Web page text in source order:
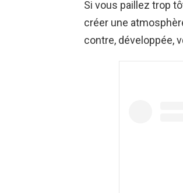
Si vous paillez trop
créer une
contre, développée,